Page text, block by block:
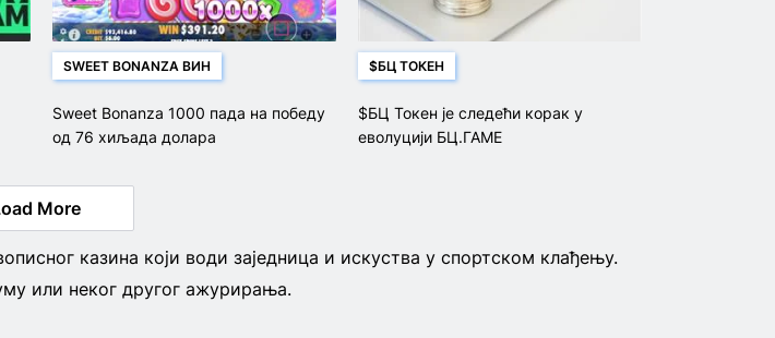
SWEET BONANZA ВИН
Sweet Bonanza 1000 пада на победу
од 76 хиљада долара
$БЦ ТОКЕН
$БЦ Токен је следећи корак у
еволуцији БЦ.ГАМЕ
More
казина који води заједница и искуства у спортском клађењу.
или неког другог ажурирања.